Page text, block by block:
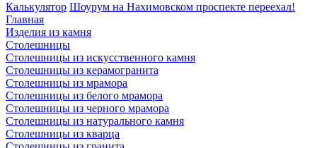
Калькулятор Шоурум на Нахимовском проспекте переехал!
Главная
Изделия из камня
Столешницы
Столешницы из искусственного камня
Столешницы из керамогранита
Столешницы из мрамора
Столешницы из белого мрамора
Столешницы из черного мрамора
Столешницы из натурального камня
Столешницы из кварца